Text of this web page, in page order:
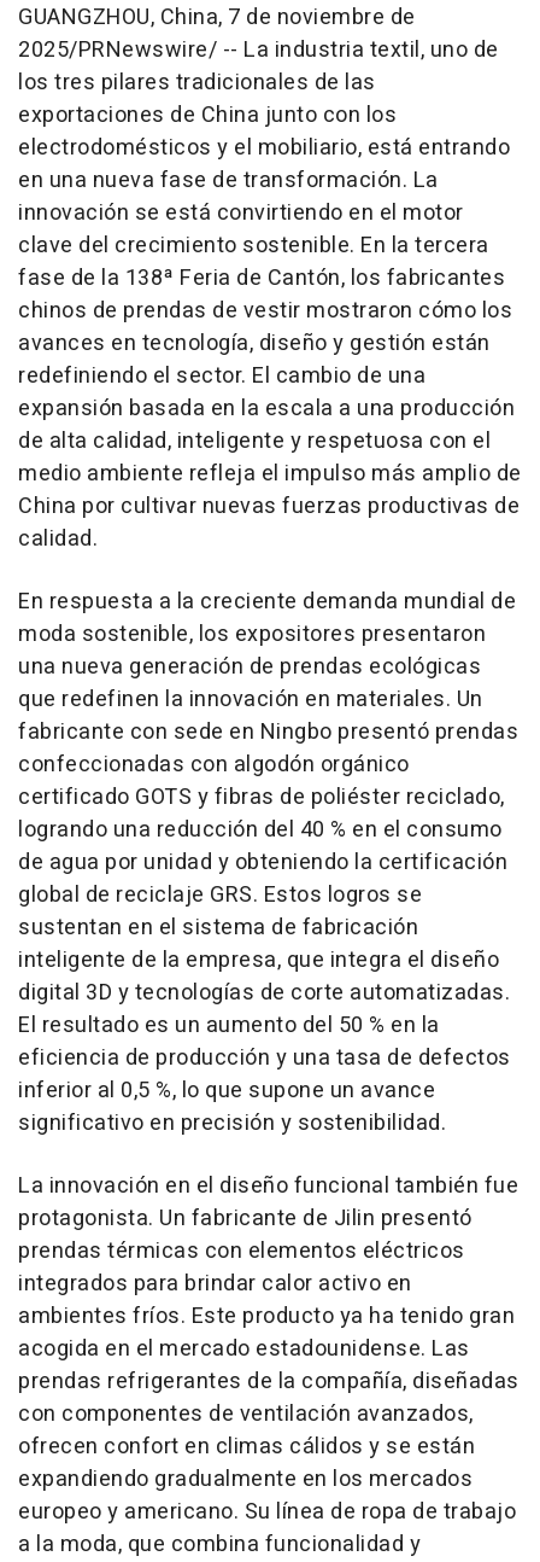
GUANGZHOU, China, 7 de noviembre de
2025/PRNewswire/ -- La industria textil, uno de
los tres pilares tradicionales de las
exportaciones de China junto con los
electrodomésticos y el mobiliario, está entrando
en una nueva fase de transformación. La
innovación se está convirtiendo en el motor
clave del crecimiento sostenible. En la tercera
fase de la 138ª Feria de Cantón, los fabricantes
chinos de prendas de vestir mostraron cómo los
avances en tecnología, diseño y gestión están
redefiniendo el sector. El cambio de una
expansión basada en la escala a una producción
de alta calidad, inteligente y respetuosa con el
medio ambiente refleja el impulso más amplio de
China por cultivar nuevas fuerzas productivas de
calidad.
En respuesta a la creciente demanda mundial de
moda sostenible, los expositores presentaron
una nueva generación de prendas ecológicas
que redefinen la innovación en materiales. Un
fabricante con sede en Ningbo presentó prendas
confeccionadas con algodón orgánico
certificado GOTS y fibras de poliéster reciclado,
logrando una reducción del 40 % en el consumo
de agua por unidad y obteniendo la certificación
global de reciclaje GRS. Estos logros se
sustentan en el sistema de fabricación
inteligente de la empresa, que integra el diseño
digital 3D y tecnologías de corte automatizadas.
El resultado es un aumento del 50 % en la
eficiencia de producción y una tasa de defectos
inferior al 0,5 %, lo que supone un avance
significativo en precisión y sostenibilidad.
La innovación en el diseño funcional también fue
protagonista. Un fabricante de Jilin presentó
prendas térmicas con elementos eléctricos
integrados para brindar calor activo en
ambientes fríos. Este producto ya ha tenido gran
acogida en el mercado estadounidense. Las
prendas refrigerantes de la compañía, diseñadas
con componentes de ventilación avanzados,
ofrecen confort en climas cálidos y se están
expandiendo gradualmente en los mercados
europeo y americano. Su línea de ropa de trabajo
a la moda, que combina funcionalidad y